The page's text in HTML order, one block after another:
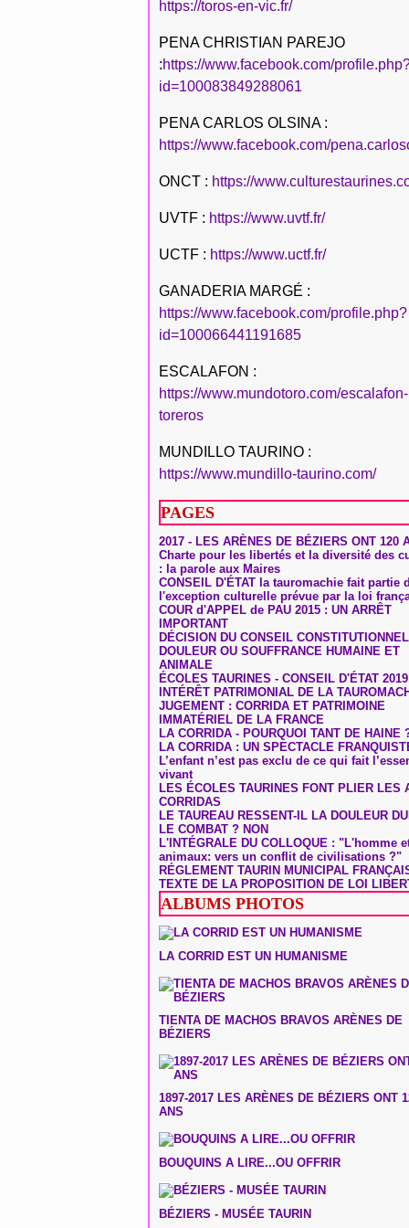
https://toros-en-vic.fr/
PENA CHRISTIAN PAREJO
:https://www.facebook.com/
id=100083849288061
PENA CARLOS OLSINA :
https://www.facebook.com/
ONCT : https://
UVTF : https://www.uvtf.fr/
UCTF : https://www.uctf.fr/
GANADERIA MARGÉ :
https://www.facebook.com/profile.php?
id=100066441191685
ESCALAFON :
https://www.mundotoro.com/escalafon-
toreros
MUNDILLO TAURINO :
https://www.mundillo-taurino.com/
PAGES
2017 - LES ARÈNES DE BÉZIERS ONT 120
Charte pour les libertés et la diversité des
: la parole aux Maires
CONSEIL D'ÉTAT la tauromachie fait partie
l'exception culturelle prévue par la loi
COUR d'APPEL de PAU 2015 : UN ARRÊT
IMPORTANT
DÉCISION DU CONSEIL CONSTITUTIONNEL
DOULEUR OU SOUFFRANCE HUMAINE ET
ANIMALE
ÉCOLES TAURINES - CONSEIL D'ÉTAT 2019
INTÉRÊT PATRIMONIAL DE LA
JUGEMENT : CORRIDA ET PATRIMOINE
IMMATÉRIEL DE LA FRANCE
LA CORRIDA - POURQUOI TANT DE HAINE
LA CORRIDA : UN SPECTACLE
L’enfant n’est pas exclu de ce qui fait
vivant
LES ÉCOLES TAURINES FONT PLIER LES
CORRIDAS
LE TAUREAU RESSENT-IL LA DOULEUR
LE COMBAT ? NON
L'INTÉGRALE DU COLLOQUE : "L'homme
animaux: vers un conflit de civilisations ?"
RÉGLEMENT TAURIN MUNICIPAL
TEXTE DE LA PROPOSITION DE LOI
ALBUMS PHOTOS
LA CORRID EST UN HUMANISME
TIENTA DE MACHOS BRAVOS ARÈNES DE
BÉZIERS
1897-2017 LES ARÈNES DE BÉZIERS ONT
ANS
BOUQUINS A LIRE...OU OFFRIR
BÉZIERS - MUSÉE TAURIN